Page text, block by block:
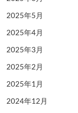
2025年5月
2025年4月
2025年3月
2025年2月
2025年1月
2024年12月